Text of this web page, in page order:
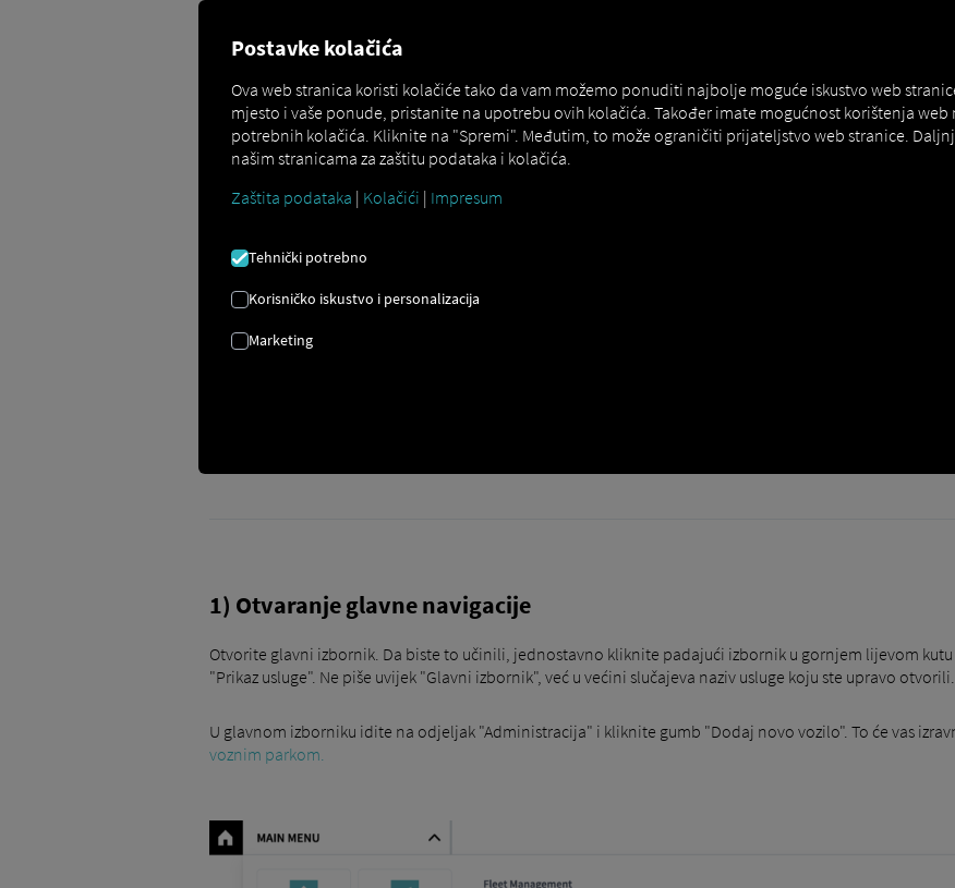
Stvaranje Pocket Driver Prijave uređaja tijekom
vozila
Za prijavu na Pocket Driver Za aplikaciju s prijavom s uređaja potrebni su vam pristupni podaci u obliku
Platformu može kreirati bilo koji korisnik s pravima upravitelja voznog parka. Nakon kreiranja, kod vrijedi
1) Otvaranje glavne navigacije
Otvorite glavni izbornik. Da biste to učinili, jednostavno kliknite padajući izbornik u gornjem lijevom
"Prikaz usluge". Ne piše uvijek "Glavni izbornik", već u većini slučajeva naziv usluge koju ste upravo otvorili.
U glavnom izborniku idite na odjeljak "Administracija" i kliknite gumb "Dodaj novo vozilo". To će vas
voznim parkom.
Postavke kolačića
Ova web stranica koristi kolačiće tako da vam možemo ponuditi najbolje moguće iskustvo web
mjesto i vaše ponude, pristanite na upotrebu ovih kolačića. Također imate mogućnost korištenja
potrebnih kolačića. Kliknite na "Spremi". Međutim, to može ograničiti prijateljstvo web stranice.
našim stranicama za zaštitu podataka i kolačića.
Zaštita podataka | Kolačići | Impresum
Tehnički potrebno
Korisničko iskustvo i personalizacija
Marketing